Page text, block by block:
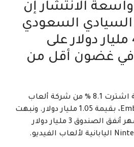
الانتشار إن
السيادي السعودي
أنفق أكثر من 4 مليار دولار على
في غضون أقل من
وأشارت إلى أن السعودية اشترت 8.1 % من شركة ألعاب
الفيديو السويدية Embracer، بقيمة 1.05 مليار دولار. ونبهت
“بلومبرغ” إلى أنه وقبل شهر أنفق الصندوق 3 مليار دولار